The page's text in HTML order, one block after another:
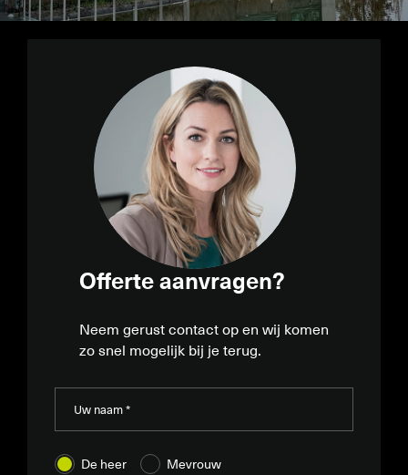
Offerte aanvragen?
Neem gerust contact op en wij komen
zo snel mogelijk bij je terug.
De heer Mevrouw